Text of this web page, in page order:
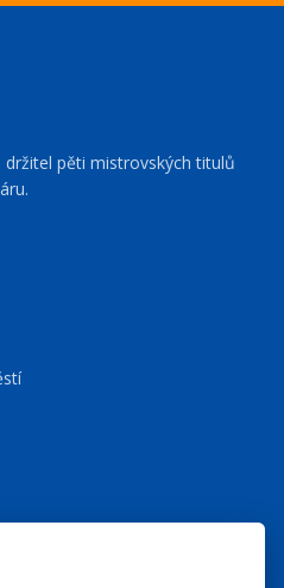
pěti mistrovských titulů